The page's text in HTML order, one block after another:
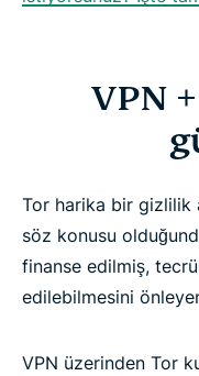
VPN
Tor harika bir gizlilik
söz konusu
finanse edilmiş,
edilebilmesini
VPN üzerinden Tor